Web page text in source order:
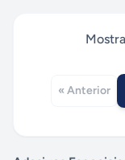
« Anterior